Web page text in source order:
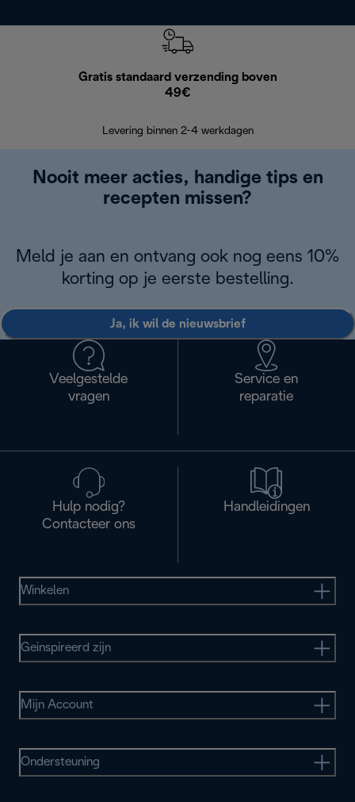
Gratis standaard verzending boven
49€
Levering binnen 2-4 werkdagen
Nooit meer acties, handige tips en
recepten missen?
Meld je aan en ontvang ook nog eens 10%
korting op je eerste bestelling.
Ja, ik wil de nieuwsbrief
Veelgestelde
vragen
Service en
reparatie
Hulp nodig?
Contacteer ons
Handleidingen
Winkelen
Geinspireerd zijn
Mijn Account
Ondersteuning